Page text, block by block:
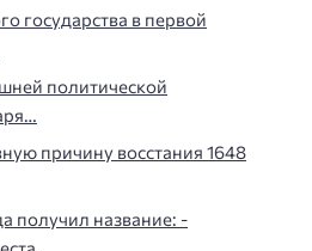
государства в первой
политической
причину восстания 1648
получил название: -